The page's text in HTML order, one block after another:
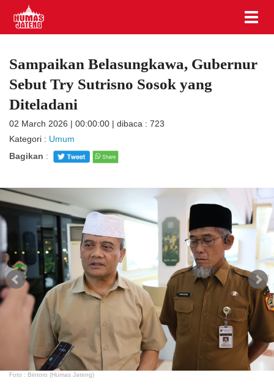
Sampaikan Belasungkawa, Gubernur
Sebut Try Sutrisno Sosok yang
Diteladani
02 March 2026 | 00:00:00 | dibaca : 723
Kategori : Umum
Bagikan :
Foto : Bintoro (Humas Jateng)